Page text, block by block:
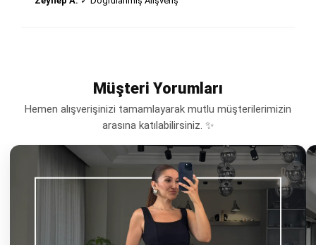
Müşteri Yorumları
Hemen alışverişinizi tamamlayarak mutlu müşterilerimizin
arasına katılabilirsiniz. ✨